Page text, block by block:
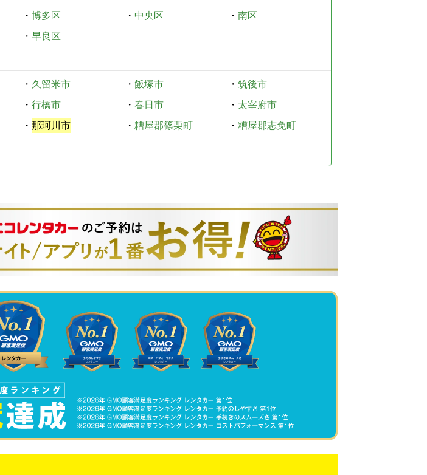
・ 博多区 ・ 中央区 ・ 南区
・ 早良区
・ 久留米市 ・ 飯塚市 ・ 筑後市
・ 行橋市 ・ 春日市 ・ 太宰府市
・ 那珂川市 ・ 糟屋郡篠栗町 ・ 糟屋郡志免町